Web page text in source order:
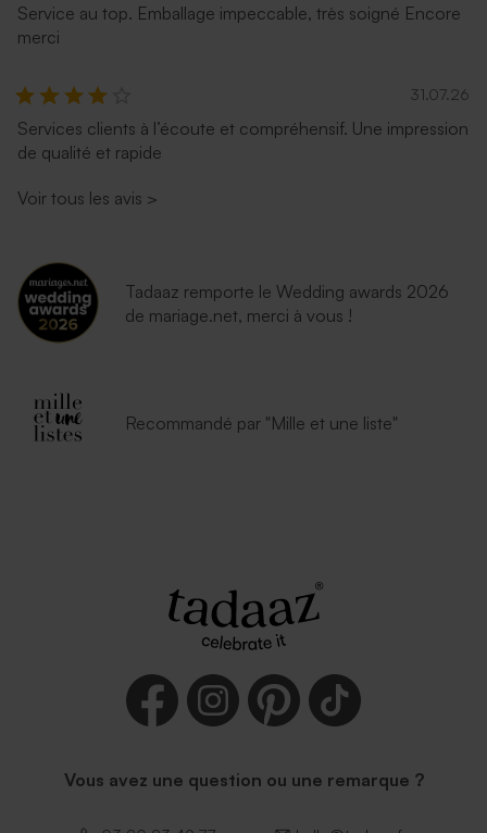
Service au top. Emballage impeccable, très soigné Encore
merci
31.07.26
Services clients à l’écoute et compréhensif. Une impression
de qualité et rapide
Voir tous les avis >
Tadaaz remporte le Wedding awards 2026
de mariage.net, merci à vous !
Recommandé par "Mille et une liste"
Vous avez une question ou une remarque ?